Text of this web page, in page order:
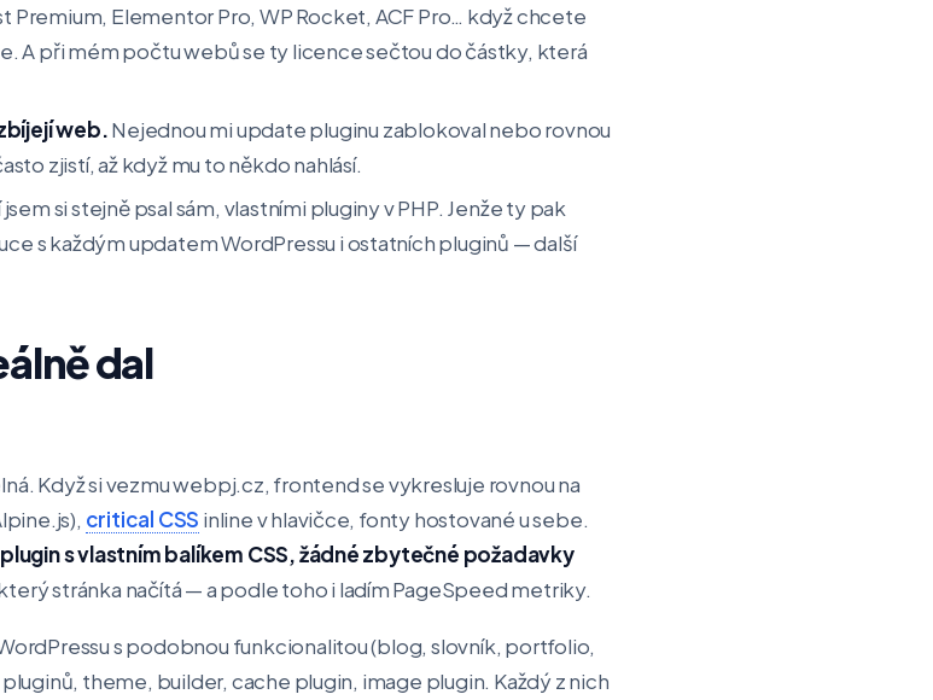
Premium, Elementor Pro, WP Rocket, ACF Pro… když chcete
A při mém počtu webů se ty licence sečtou do částky, která
web.Nejednou mi update pluginu zablokoval nebo rovnou
zjistí, až když mu to někdo nahlásí.
si stejně psal sám, vlastními pluginy v PHP. Jenže ty pak
s každým updatem WordPressu i ostatních pluginů — další
dal
Když si vezmu webpj.cz, frontend se vykresluje rovnou na
critical CSS inline v hlavičce, fonty hostované u sebe.
s vlastním balíkem CSS, žádné zbytečné požadavky
stránka načítá — a podle toho i ladím PageSpeed metriky.
s podobnou funkcionalitou (blog, slovník, portfolio,
theme, builder, cache plugin, image plugin. Každý z nich